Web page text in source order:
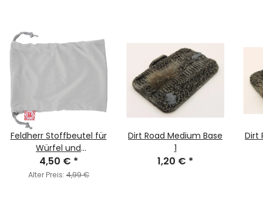
Feldherr Stoffbeutel für
Würfel und
Spielmaterial
4,50 € *
Alter Preis:4,99 €
Dirt Road Medium Base
1
1,20 € *
Dirt